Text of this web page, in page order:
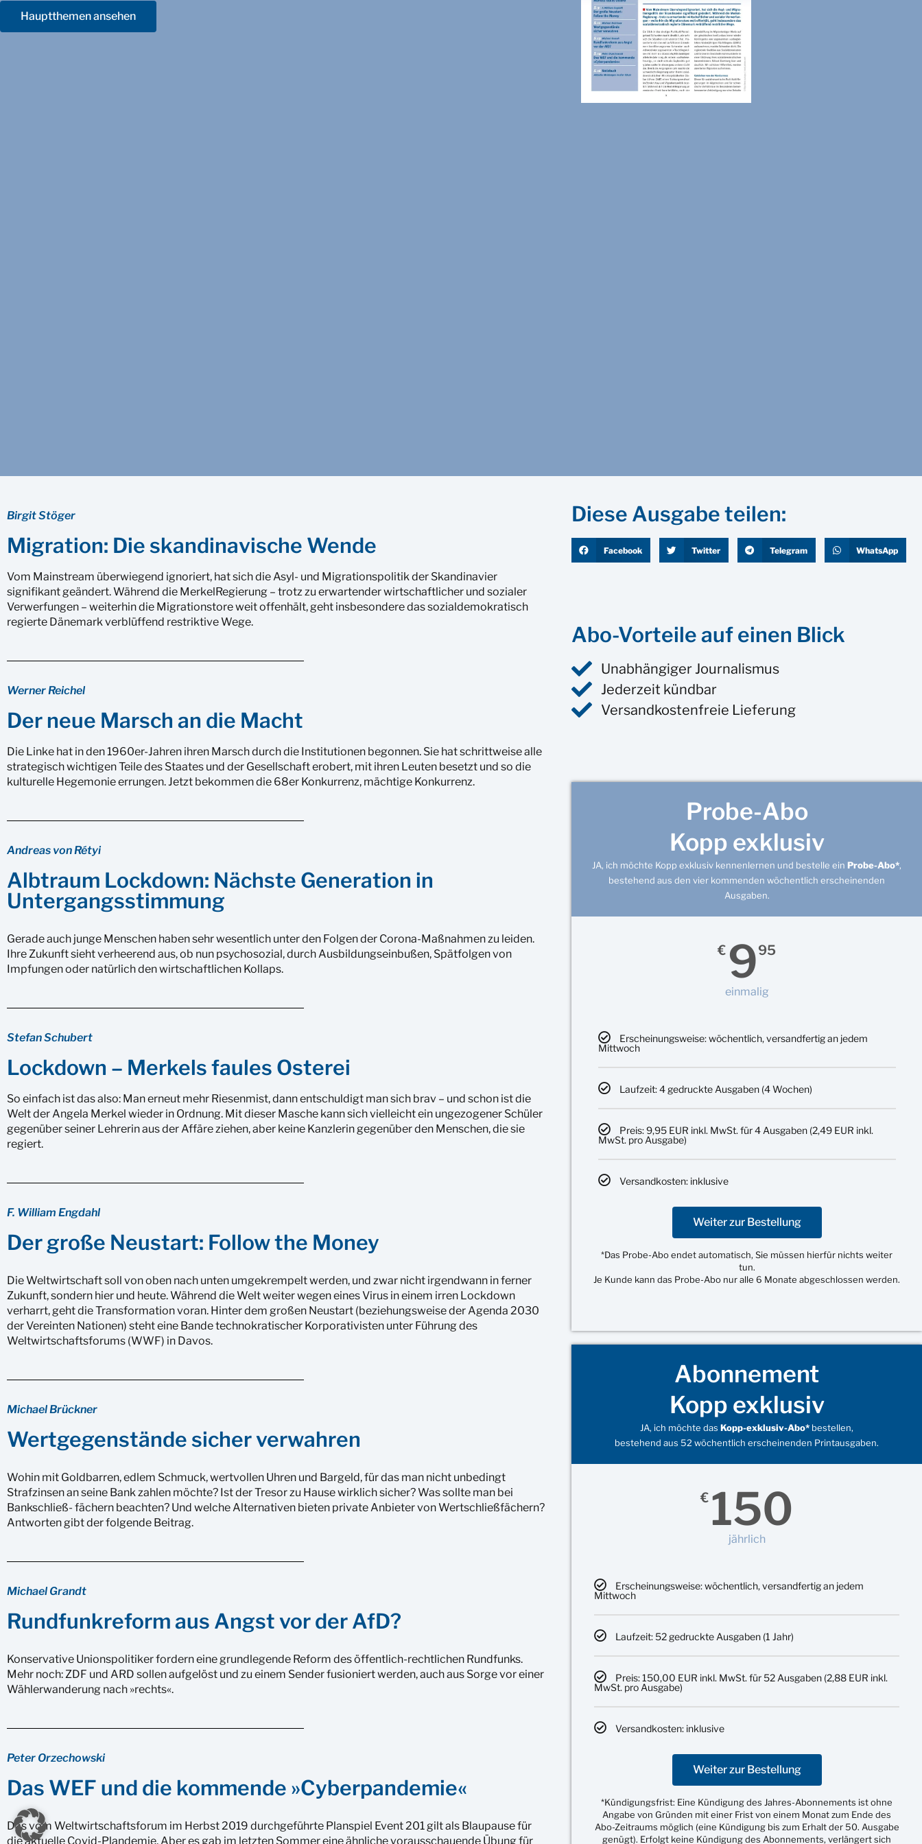
Hauptthemen ansehen
Birgit Stöger
Migration: Die skandinavische Wende
Vom Mainstream überwiegend ignoriert, hat sich die Asyl- und Migrationspolitik der Skandinavier
signifikant geändert. Während die MerkelRegierung – trotz zu erwartender wirtschaftlicher und sozialer
Verwerfungen – weiterhin die Migrationstore weit offenhält, geht insbesondere das sozialdemokratisch
regierte Dänemark verblüffend restriktive Wege.
Werner Reichel
Der neue Marsch an die Macht
Die Linke hat in den 1960er-Jahren ihren Marsch durch die Institutionen begonnen. Sie hat schrittweise alle
strategisch wichtigen Teile des Staates und der Gesellschaft erobert, mit ihren Leuten besetzt und so die
kulturelle Hegemonie errungen. Jetzt bekommen die 68er Konkurrenz, mächtige Konkurrenz.
Andreas von Rétyi
Albtraum Lockdown: Nächste Generation in
Untergangsstimmung
Gerade auch junge Menschen haben sehr wesentlich unter den Folgen der Corona-Maßnahmen zu leiden.
Ihre Zukunft sieht verheerend aus, ob nun psychosozial, durch Ausbildungseinbußen, Spätfolgen von
Impfungen oder natürlich den wirtschaftlichen Kollaps.
Stefan Schubert
Lockdown – Merkels faules Osterei
So einfach ist das also: Man erneut mehr Riesenmist, dann entschuldigt man sich brav – und schon ist die
Welt der Angela Merkel wieder in Ordnung. Mit dieser Masche kann sich vielleicht ein ungezogener Schüler
gegenüber seiner Lehrerin aus der Affäre ziehen, aber keine Kanzlerin gegenüber den Menschen, die sie
regiert.
F. William Engdahl
Der große Neustart: Follow the Money
Die Weltwirtschaft soll von oben nach unten umgekrempelt werden, und zwar nicht irgendwann in ferner
Zukunft, sondern hier und heute. Während die Welt weiter wegen eines Virus in einem irren Lockdown
verharrt, geht die Transformation voran. Hinter dem großen Neustart (beziehungsweise der Agenda 2030
der Vereinten Nationen) steht eine Bande technokratischer Korporativisten unter Führung des
Weltwirtschaftsforums (WWF) in Davos.
Michael Brückner
Wertgegenstände sicher verwahren
Wohin mit Goldbarren, edlem Schmuck, wertvollen Uhren und Bargeld, für das man nicht unbedingt
Strafzinsen an seine Bank zahlen möchte? Ist der Tresor zu Hause wirklich sicher? Was sollte man bei
Bankschließ- fächern beachten? Und welche Alternativen bieten private Anbieter von Wertschließfächern?
Antworten gibt der folgende Beitrag.
Michael Grandt
Rundfunkreform aus Angst vor der AfD?
Konservative Unionspolitiker fordern eine grundlegende Reform des öffentlich-rechtlichen Rundfunks.
Mehr noch: ZDF und ARD sollen aufgelöst und zu einem Sender fusioniert werden, auch aus Sorge vor einer
Wählerwanderung nach »rechts«.
Peter Orzechowski
Das WEF und die kommende »Cyberpandemie«
Das vom Weltwirtschaftsforum im Herbst 2019 durchgeführte Planspiel Event 201 gilt als Blaupause für
die aktuelle Covid-Plandemie. Aber es gab im letzten Sommer eine ähnliche vorausschauende Übung für
Diese Ausgabe teilen:
Facebook Twitter Telegram WhatsApp
Abo-Vorteile auf einen Blick
Unabhängiger Journalismus
Jederzeit kündbar
Versandkostenfreie Lieferung
Probe-Abo
Kopp exklusiv
JA, ich möchte Kopp exklusiv kennenlernen und bestelle einProbe-Abo*,
bestehend aus den vier kommenden wöchentlich erscheinenden
Ausgaben.
€ 995
einmalig
Erscheinungsweise: wöchentlich, versandfertig an jedem
Mittwoch
Laufzeit: 4 gedruckte Ausgaben (4 Wochen)
Preis: 9,95 EUR inkl. MwSt. für 4 Ausgaben (2,49 EUR inkl.
MwSt. pro Ausgabe)
Versandkosten: inklusive
Weiter zur Bestellung
*Das Probe-Abo endet automatisch, Sie müssen hierfür nichts weiter
tun.
Je Kunde kann das Probe-Abo nur alle 6 Monate abgeschlossen werden.
Abonnement
Kopp exklusiv
JA, ich möchte dasKopp-exklusiv-Abo* bestellen,
bestehend aus 52 wöchentlich erscheinenden Printausgaben.
€ 150
jährlich
Erscheinungsweise: wöchentlich, versandfertig an jedem
Mittwoch
Laufzeit: 52 gedruckte Ausgaben (1 Jahr)
Preis: 150,00 EUR inkl. MwSt. für 52 Ausgaben (2,88 EUR inkl.
MwSt. pro Ausgabe)
Versandkosten: inklusive
Weiter zur Bestellung
*Kündigungsfrist: Eine Kündigung des Jahres-Abonnements ist ohne
Angabe von Gründen mit einer Frist von einem Monat zum Ende des
Abo-Zeitraums möglich (eine Kündigung bis zum Erhalt der 50. Ausgabe
genügt). Erfolgt keine Kündigung des Abonnements, verlängert sich